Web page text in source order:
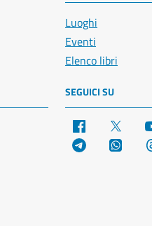
Luoghi
Eventi
Elenco libri
SEGUICI SU
Facebook
Telegram